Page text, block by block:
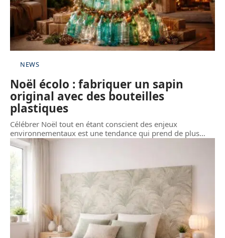
NEWS
Noël écolo : fabriquer un sapin
original avec des bouteilles
plastiques
Célébrer Noël tout en étant conscient des enjeux
environnementaux est une tendance qui prend de plus…